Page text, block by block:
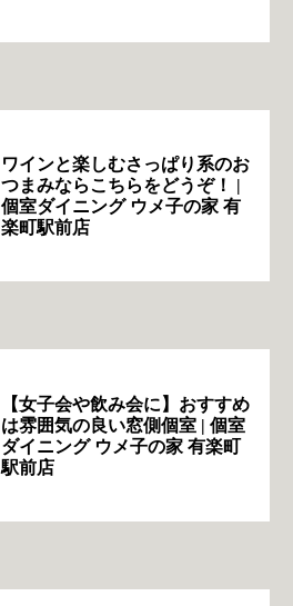
ワインと楽しむさっぱり系のお
つまみならこちらをどうぞ！ |
個室ダイニング ウメ子の家 有
楽町駅前店
【女子会や飲み会に】おすすめ
は雰囲気の良い窓側個室 | 個室
ダイニング ウメ子の家 有楽町
駅前店